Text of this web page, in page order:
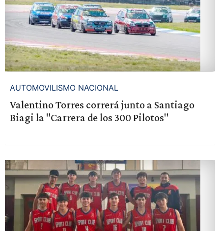
AUTOMOVILISMO NACIONAL
Valentino Torres correrá junto a Santiago
Biagi la "Carrera de los 300 Pilotos"